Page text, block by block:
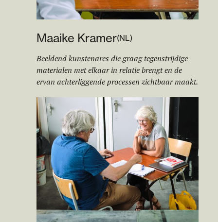
Maaike Kramer(NL)
Beeldend kunstenares die graag tegenstrijdige
materialen met elkaar in relatie brengt en de
ervan achterliggende processen zichtbaar maakt.